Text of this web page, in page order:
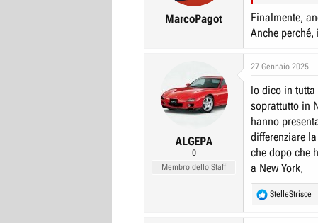
MarcoPagot
Finalmente,
Anche
ALGEPA
0
Membro dello Staff
27 Gennaio 2025
lo dico in tutta
soprattutto in
hanno
differenziare
che dopo che
a New York,
R
e
StelleStrisce